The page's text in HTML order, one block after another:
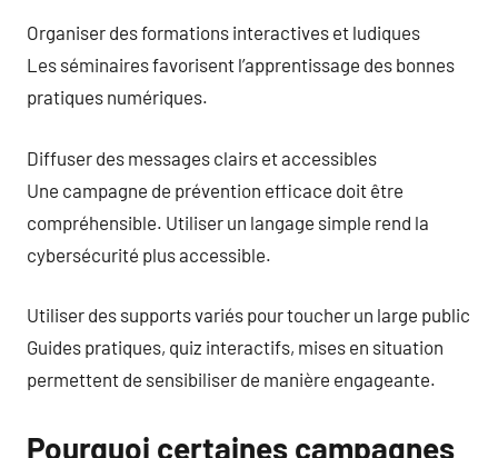
Organiser des formations interactives et ludiques
Les séminaires favorisent l’apprentissage des bonnes
pratiques numériques.
Diffuser des messages clairs et accessibles
Une campagne de prévention efficace doit être
compréhensible. Utiliser un langage simple rend la
cybersécurité plus accessible.
Utiliser des supports variés pour toucher un large public
Guides pratiques, quiz interactifs, mises en situation
permettent de sensibiliser de manière engageante.
Pourquoi certaines campagnes